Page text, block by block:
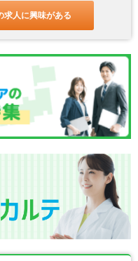
求人に興味がある